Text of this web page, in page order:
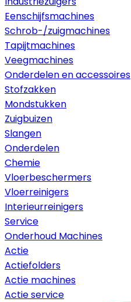
Eenschijfsmachines
Schrob-/zuigmachines
Tapijtmachines
Veegmachines
Onderdelen en accessoires
Stofzakken
Mondstukken
Zuigbuizen
Slangen
Onderdelen
Chemie
Vloerbeschermers
Vloerreinigers
Interieurreinigers
Service
Onderhoud Machines
Actie
Actiefolders
Actie machines
Actie service